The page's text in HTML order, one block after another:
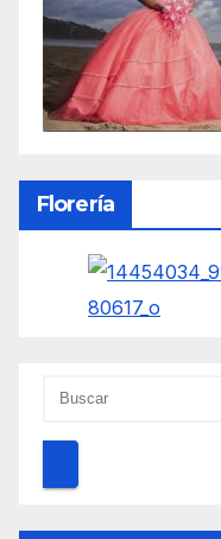
Florería